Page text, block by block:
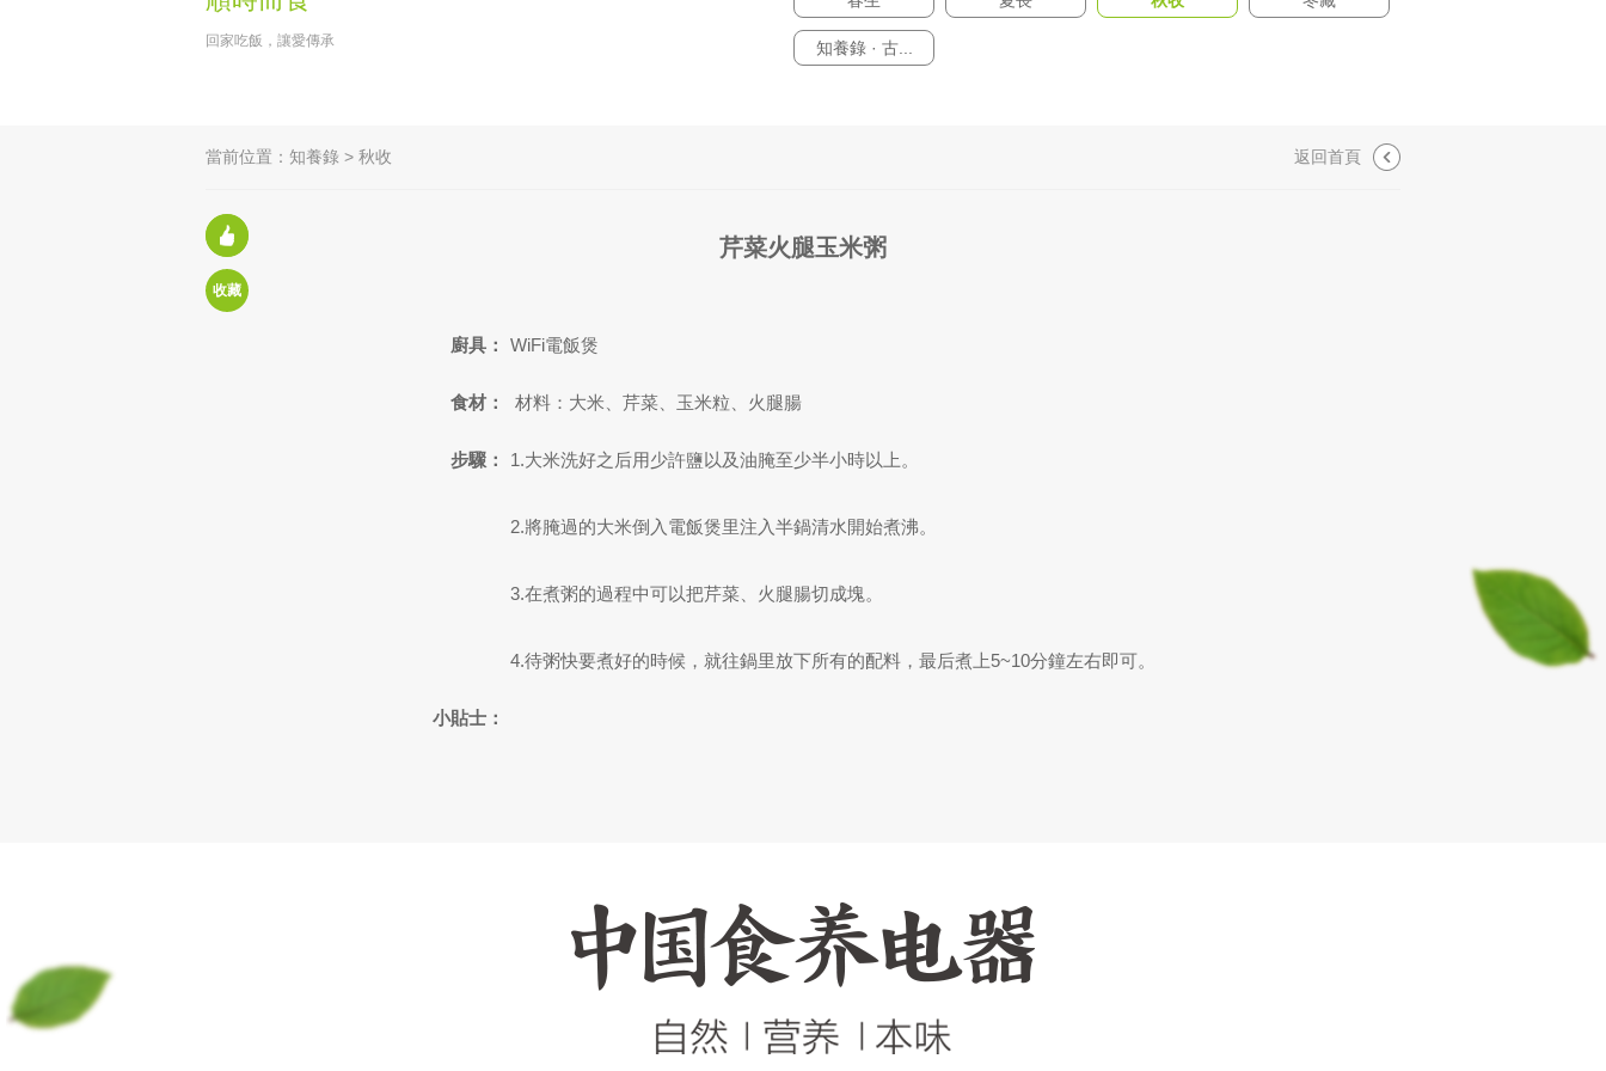
回家吃飯，讓愛傳承 知養錄 · 古...
返回首頁
當前位置： 知養錄 > 秋收
1003
收藏
芹菜火腿玉米粥
廚具： WiFi電飯煲
食材： 材料：大米、芹菜、玉米粒、火腿腸
步驟： 1.大米洗好之后用少許鹽以及油腌至少半小時以上。
2.將腌過的大米倒入電飯煲里注入半鍋清水開始煮沸。
3.在煮粥的過程中可以把芹菜、火腿腸切成塊。
4.待粥快要煮好的時候，就往鍋里放下所有的配料，最后煮上5~10分鐘左右即可。
小貼士：